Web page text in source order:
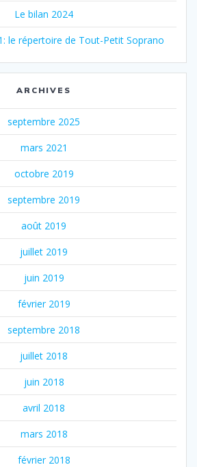
Le bilan 2024
le répertoire de Tout-Petit Soprano
ARCHIVES
septembre 2025
mars 2021
octobre 2019
septembre 2019
août 2019
juillet 2019
juin 2019
février 2019
septembre 2018
juillet 2018
juin 2018
avril 2018
mars 2018
février 2018